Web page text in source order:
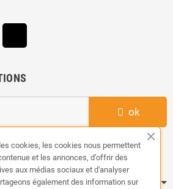
ok
à tout moment. Vous trouverez pour cela nos
conditions d'utilisation du site.
cookies, les cookies nous permettent
et les annonces, d’offrir des
aux médias sociaux et d'analyser
également des information sur